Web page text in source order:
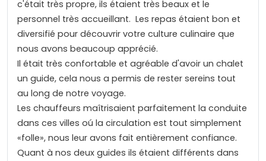
c'était très propre, ils étaient très beaux et le
personnel très accueillant. Les repas étaient bon et
diversifié pour découvrir votre culture culinaire que
nous avons beaucoup apprécié.
Il était très confortable et agréable d'avoir un chalet
un guide, cela nous a permis de rester sereins tout
au long de notre voyage.
Les chauffeurs maîtrisaient parfaitement la conduite
dans ces villes oú la circulation est tout simplement
«folle», nous leur avons fait entièrement confiance.
Quant à nos deux guides ils étaient différents dans